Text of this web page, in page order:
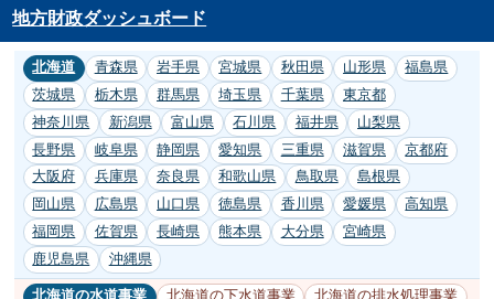
地方財政ダッシュボード
北海道 青森県 岩手県 宮城県 秋田県 山形県
福島県
茨城県
栃木県 群馬県 埼玉県 千葉県
東京都
神奈川県
新潟県 富山県 石川県 福井県
山梨県
長野県
岐阜県 静岡県 愛知県 三重県 滋賀県
京都府
大阪府
兵庫県 奈良県 和歌山県 鳥取県
島根県
岡山県
広島県 山口県 徳島県 香川県 愛媛県
高知県
福岡県
佐賀県 長崎県 熊本県 大分県
宮崎県
鹿児島県
沖縄県